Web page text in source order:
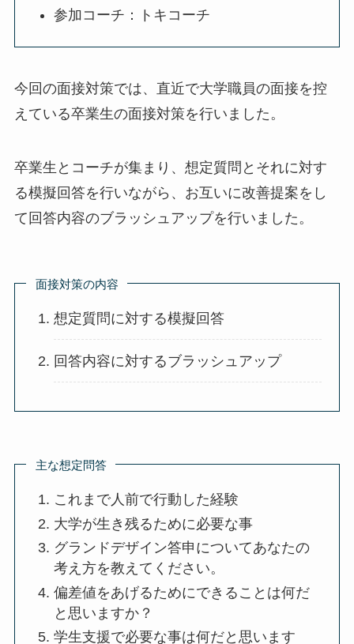
参加コーチ：トキコーチ
今回の面接対策では、直近で大学職員の面接を控
えている卒業生の面接対策を行いました。
卒業生とコーチが集まり、想定質問とそれに対す
る模擬回答を行いながら、お互いに改善提案をし
て回答内容のブラッシュアップを行いました。
面接対策の内容
想定質問に対する模擬回答
回答内容に対するブラッシュアップ
主な想定問答
これまで人前で行動した経験
大学が生き残るために必要な事
グランドデザイン答申についてあなたの
考え方を教えてください。
偏差値をあげるためにできることは何だ
と思いますか？
学生支援で必要な事は何だと思います